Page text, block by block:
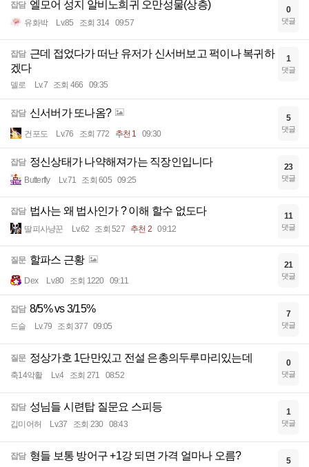
잡담 엘모어 성지 알비노희귀 오만성물(상층)
유화박 Lv.85 조회 314 09:57
0
댓글
잡담 근데 접었다가 떠난 유저가 신서버보고 퍽이나 복귀하
겠다
델로 Lv.7 조회 466 09:35
1
댓글
잡담 신서버가 또나옴?
건포도 Lv.76 조회 772 추천 1 09:30
5
댓글
잡담 정신상태가 나약해져가는 직장인입니다
Butterfly Lv.71 조회 605 09:25
23
댓글
잡담 법사는 왜 법사인가 ? 이해 할수 없도다
딸피사냥꾼 Lv.62 조회 527 추천 2 09:12
11
댓글
질문 할파스 근황
Dex Lv.80 조회 1220 09:11
21
댓글
잡담 8/5% vs 3/15%
드슬 Lv.79 조회 377 09:05
7
댓글
질문 정상가호 1단만있고 전설 은총의두루마리있는데
축14악활 Lv.4 조회 271 08:52
0
댓글
잡담 성님들 시련탑 질문요 스피등
깁미어허 Lv.37 조회 230 08:43
1
댓글
잡담 형들 보통 방어구 +1강 되면 가격 얼마나 오름? 5